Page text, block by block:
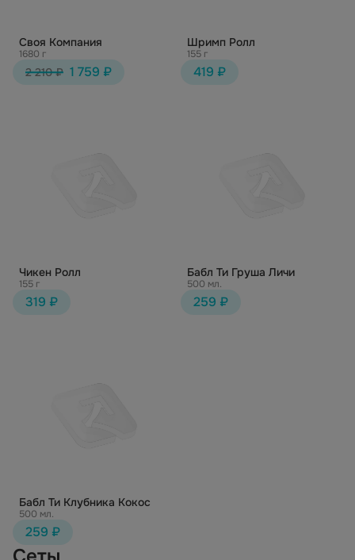
Своя Компания
1680 г
2 210 ₽ 1 759 ₽
Шримп Ролл
155 г
419 ₽
Чикен Ролл
155 г
319 ₽
Бабл Ти Груша Личи
500 мл.
259 ₽
Бабл Ти Клубника Кокос
500 мл.
259 ₽